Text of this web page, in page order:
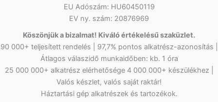
EU Adószám: HU60450119
EV ny. szám: 20876969
Köszönjük a bizalmat! Kiváló értékelésű szaküzlet.
90 000+ teljesített rendelés | 97,7% pontos alkatrész-azonosítás |
Átlagos válaszidő munkaidőben: kb. 1 óra
25 000 000+ alkatrész elérhetősége 4 000 000+ készülékhez |
Valós készlet, valós saját raktár!
Háztartási gép alkatrészek és tartozékok.